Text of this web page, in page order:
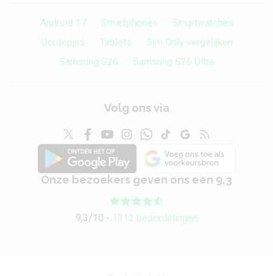
Android 17 Smartphones
Smartwatches
Oordopjes
Tablets
Sim Only vergelijken
Samsung S26
Samsung S26 Ultra
Volg ons via
Onze bezoekers geven ons een 9,3
9,3/10 - 1312 beoordelingen